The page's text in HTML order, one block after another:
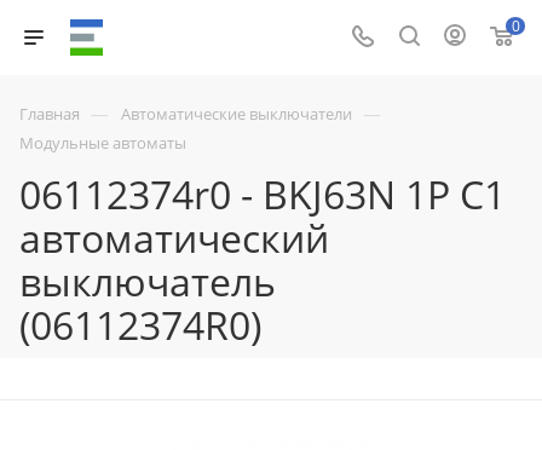
0
Главная — Автоматические выключатели —
Модульные автоматы
06112374r0 - BKJ63N 1P C1
автоматический
выключатель
(06112374R0)